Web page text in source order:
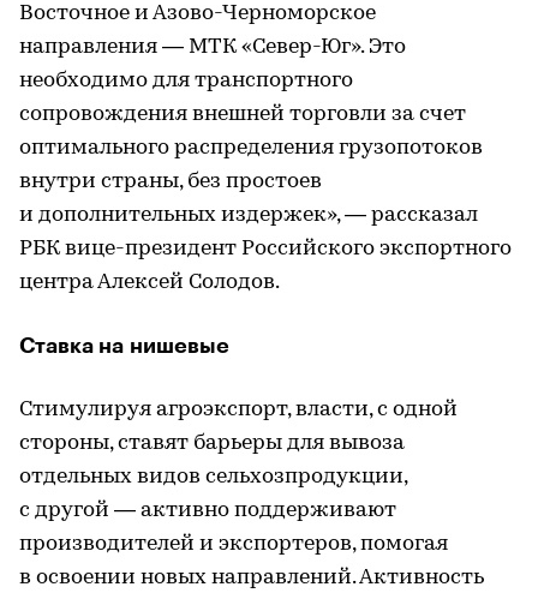
Восточное и Азово-Черноморское
направления — МТК «Север-Юг». Это
необходимо для транспортного
сопровождения внешней торговли за счет
оптимального распределения грузопотоков
внутри страны, без простоев
и дополнительных издержек», — рассказал
РБК вице-президент Российского экспортного
центра Алексей Солодов.
Ставка на нишевые
Стимулируя агроэкспорт, власти, с одной
стороны, ставят барьеры для вывоза
отдельных видов сельхозпродукции,
с другой — активно поддерживают
производителей и экспортеров, помогая
в освоении новых направлений. Активность